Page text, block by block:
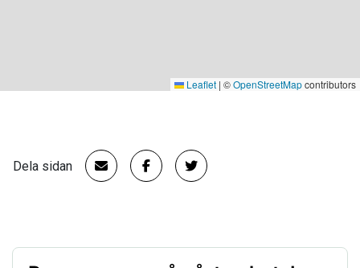
Leaflet | ©OpenStreetMapcontributors
Dela sidan